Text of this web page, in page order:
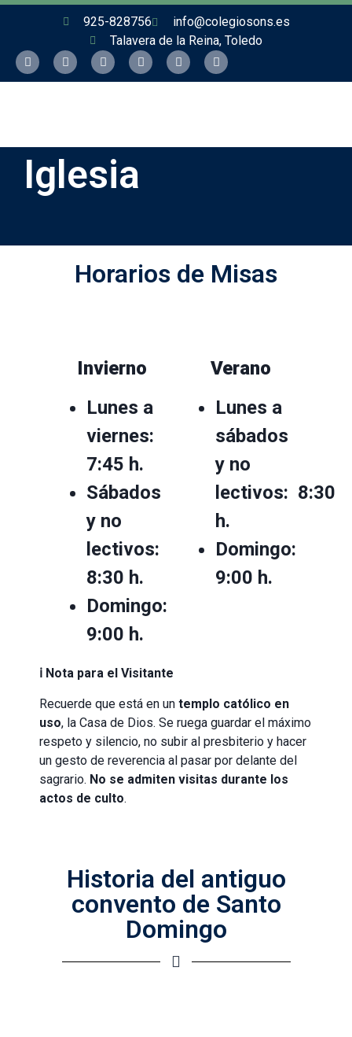
925-828756
info@colegiosons.es
Talavera de la Reina, Toledo
Iglesia
Horarios de Misas
Invierno
Lunes a
viernes:
7:45 h.
Sábados
y no
lectivos:
8:30 h.
Domingo:
9:00 h.
Verano
Lunes a
sábados
y no
lectivos: 8:30
h.
Domingo:
9:00 h.
ℹ️ Nota para el Visitante
Recuerde que está en un templo católico en
uso, la Casa de Dios. Se ruega guardar el máximo
respeto y silencio, no subir al presbiterio y hacer
un gesto de reverencia al pasar por delante del
sagrario. No se admiten visitas durante los
actos de culto.
Historia del antiguo
convento de Santo
Domingo